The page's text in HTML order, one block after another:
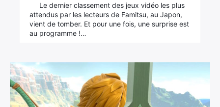
Le dernier classement des jeux vidéo les plus
attendus par les lecteurs de Famitsu, au Japon,
vient de tomber. Et pour une fois, une surprise est
au programme !…